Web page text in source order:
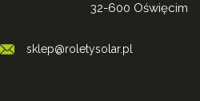
32-600 Oświęcim
sklep@roletysolar.pl